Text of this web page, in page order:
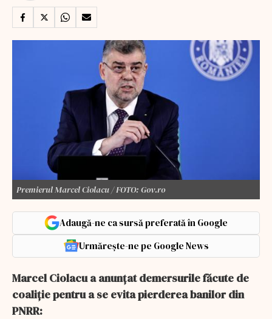
Premierul Marcel Ciolacu / FOTO: Gov.ro
Adaugă-ne ca sursă preferată în Google
Urmărește-ne pe Google News
Marcel Ciolacu a anunţat demersurile făcute de
coaliţie pentru a se evita pierderea banilor din
PNRR: